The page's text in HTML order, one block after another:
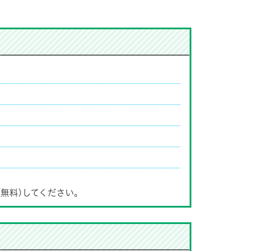
料)してください。